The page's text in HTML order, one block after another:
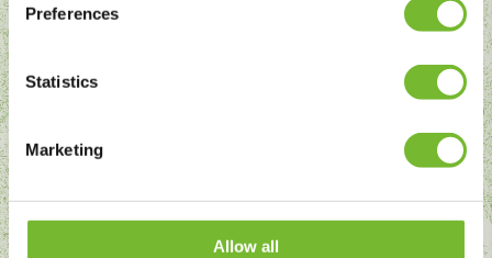
Preferences
Statistics
Marketing
Allow all
Water- en natuurgebieden
terreinbeheerders verzorgen we beheer in
opgave: dijken, watergangen, oevers en heide.
Plekken waar biodiversiteit en waterveiligheid hand
in hand gaan.